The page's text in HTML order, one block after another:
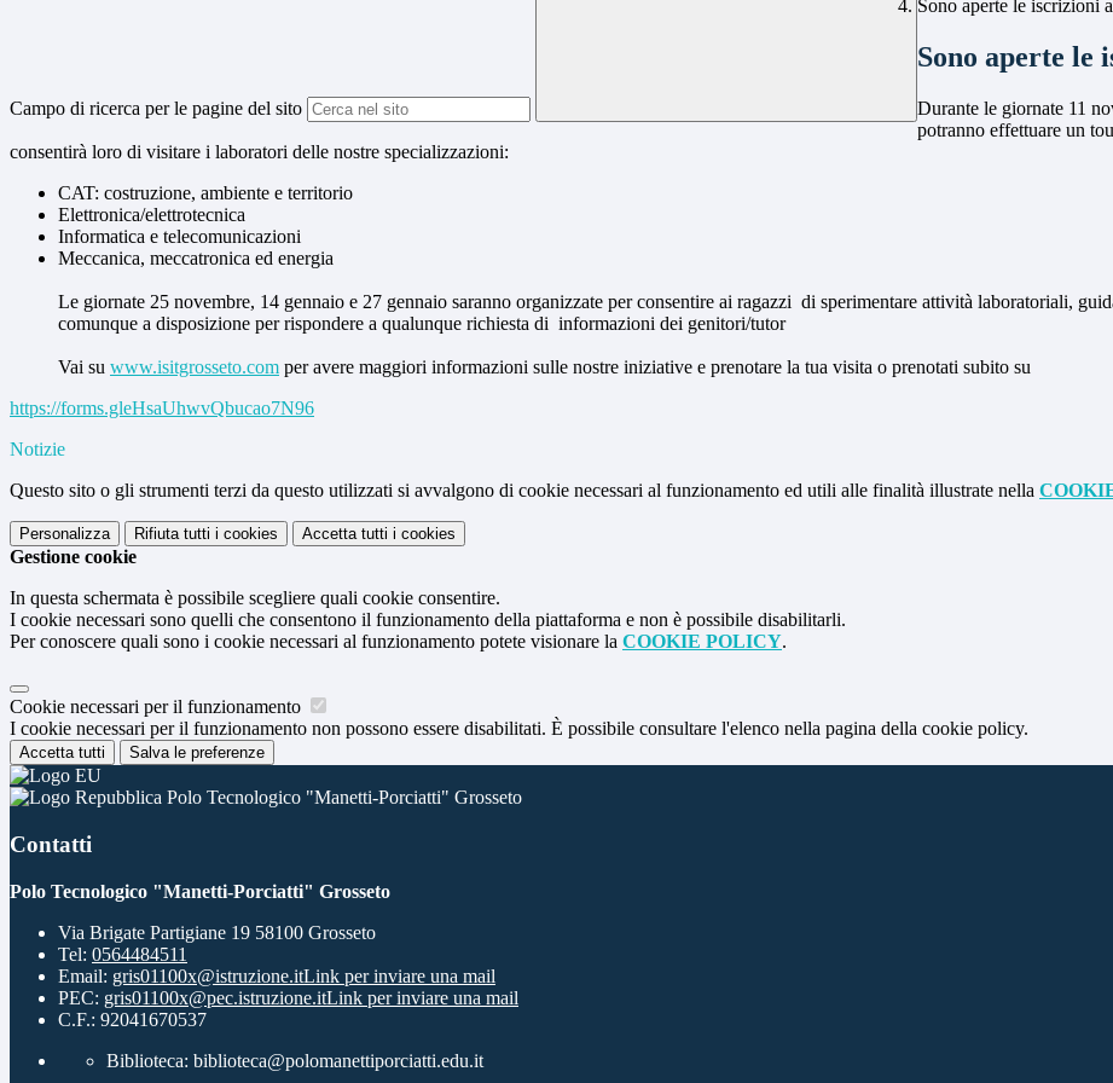
Campo di ricerca per le pagine del sito
Sono aperte le iscrizioni
Sono aperte le
Durante le giornate 11
potranno effettuare un
consentirà loro di visitare i laboratori delle nostre specializzazioni:
CAT: costruzione, ambiente e territorio
Elettronica/elettrotecnica
Informatica e telecomunicazioni
Meccanica, meccatronica ed energia
Le giornate 25 novembre, 14 gennaio e 27 gennaio saranno organizzate per consentire ai ragazzi di sperimentare attività laboratoriali,
comunque a disposizione per rispondere a qualunque richiesta di informazioni dei genitori/tutor
Vai su www.isitgrosseto.com per avere maggiori informazioni sulle nostre iniziative e prenotare la tua visita o prenotati subito su
https://forms.gleHsaUhwvQbucao7N96
Notizie
Questo sito o gli strumenti terzi da questo utilizzati si avvalgono di cookie necessari al funzionamento ed utili alle finalità illustrate nella
Personalizza Rifiuta tutti i cookies Accetta tutti i cookies
Gestione cookie
In questa schermata è possibile scegliere quali cookie consentire.
I cookie necessari sono quelli che consentono il funzionamento della piattaforma e non è possibile disabilitarli.
Per conoscere quali sono i cookie necessari al funzionamento potete visionare la COOKIE POLICY.
Cookie necessari per il funzionamento
I cookie necessari per il funzionamento non possono essere disabilitati. È possibile consultare l'elenco nella pagina della cookie policy.
Accetta tutti Salva le preferenze
Polo Tecnologico "Manetti-Porciatti" Grosseto
Contatti
Polo Tecnologico "Manetti-Porciatti" Grosseto
Via Brigate Partigiane 19 58100 Grosseto
Tel: 0564484511
Email: gris01100x@istruzione.itLink per inviare una mail
PEC: gris01100x@pec.istruzione.itLink per inviare una mail
C.F.: 92041670537
Biblioteca: biblioteca@polomanettiporciatti.edu.it